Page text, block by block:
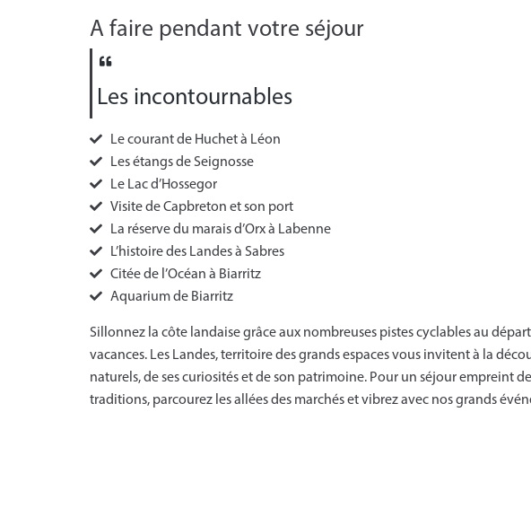
A faire pendant votre séjour
Les incontournables
Le courant de Huchet à Léon
Les étangs de Seignosse
Le Lac d’Hossegor
Visite de Capbreton et son port
La réserve du marais d’Orx à Labenne
L’histoire des Landes à Sabres
Citée de l’Océan à Biarritz
Aquarium de Biarritz
Sillonnez la côte landaise grâce aux nombreuses pistes cyclables au
vacances. Les Landes, territoire des grands espaces vous invitent à la
naturels, de ses curiosités et de son patrimoine. Pour un séjour empreint
traditions, parcourez les allées des marchés et vibrez avec nos grands